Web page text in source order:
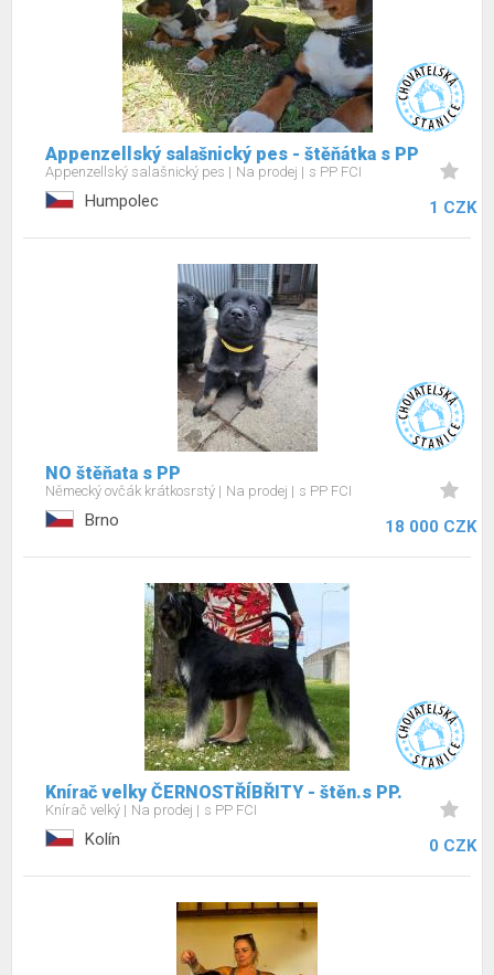
Appenzellský salašnický pes - štěňátka s PP
Appenzellský salašnický pes Na prodej s PP FCI
Humpolec 1 CZK
NO štěňata s PP
Německý ovčák krátkosrstý Na prodej s PP FCI
Brno 18 000 CZK
Knírač velky ČERNOSTŘÍBŘITY - štěn.s PP.
Knírač velký Na prodej s PP FCI
Kolín 0 CZK